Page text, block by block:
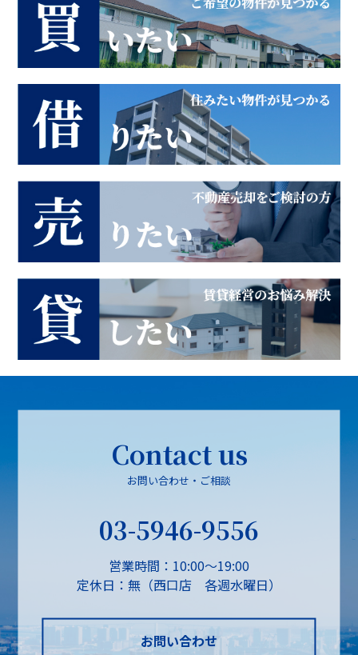
Contact us
お問い合わせ・ご相談
03-5946-9556
営業時間：10:00～19:00
定休日：無（西口店 各週水曜日）
お問い合わせ